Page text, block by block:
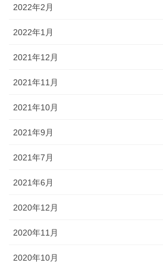
2022年2月
2022年1月
2021年12月
2021年11月
2021年10月
2021年9月
2021年7月
2021年6月
2020年12月
2020年11月
2020年10月